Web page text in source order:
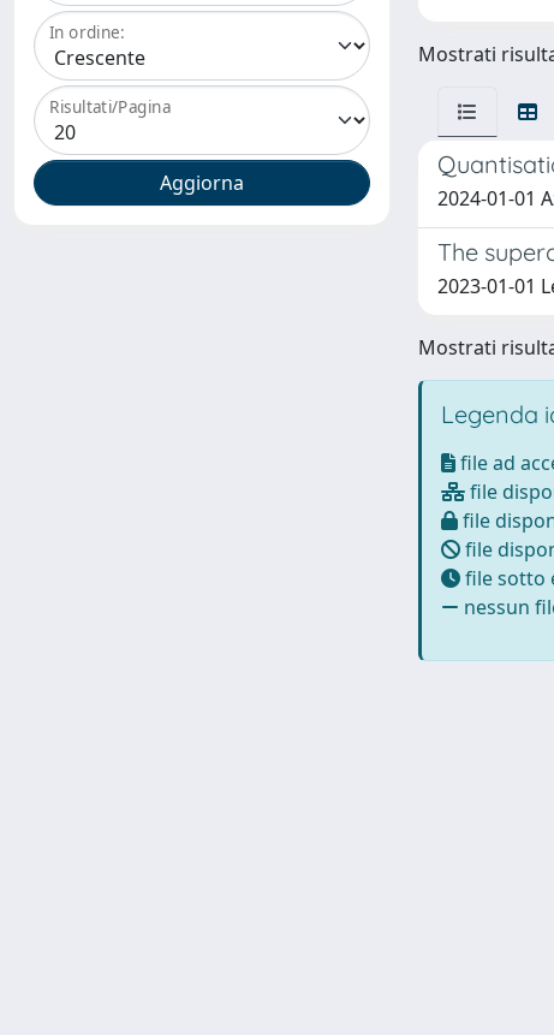
In ordine:
Risultati/Pagina
Mostrati
2024-01-01
The
2023-01-01
Mostrati
Legenda
file ad
file
file
file
file sotto
nessun